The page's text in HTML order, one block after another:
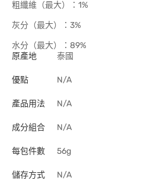
粗纖維（最大）：1%
灰分（最大）：3%
水分（最大）：89%
原產地
泰國
優點 N/A
產品用法 N/A
成分組合 N/A
每包件數 56g
儲存方式 N/A